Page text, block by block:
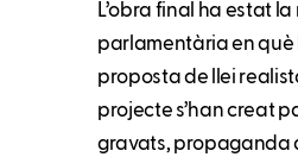
L’obra final ha estat
parlamentària en què
proposta de llei
projecte s’han creat
gravats, propaganda